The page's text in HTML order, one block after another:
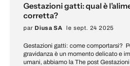
Gestazioni gatti: qual è
corretta?
par Diusa SA le sept. 24 2025
Gestazioni gatti: come comportarsi?
gravidanza è un momento delicato e
umani, abbiamo la The post